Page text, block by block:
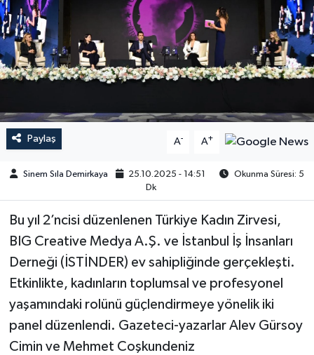
Paylaş A- A+
Sinem Sıla Demirkaya 25.10.2025 - 14:51
Okunma Süresi: 5
Dk
Bu yıl 2’ncisi düzenlenen Türkiye Kadın Zirvesi,
BIG Creative Medya A.Ş. ve İstanbul İş İnsanları
Derneği (İSTİNDER) ev sahipliğinde gerçekleşti.
Etkinlikte, kadınların toplumsal ve profesyonel
yaşamındaki rolünü güçlendirmeye yönelik iki
panel düzenlendi. Gazeteci-yazarlar Alev Gürsoy
Cimin ve Mehmet Coşkundeniz